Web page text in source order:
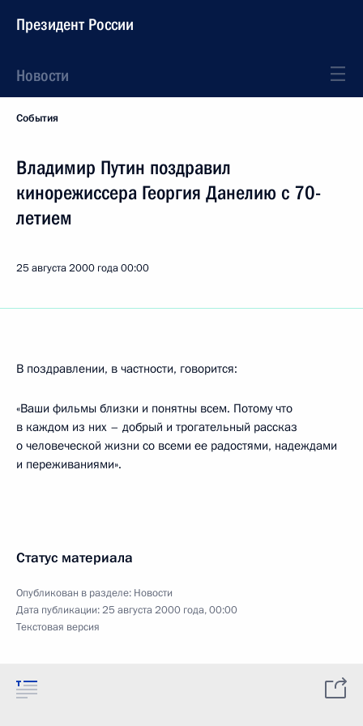
Президент России
Новости
События
Владимир Путин поздравил
кинорежиссера Георгия Данелию с 70-
летием
25 августа 2000 года00:00
В поздравлении, в частности, говорится:
«Ваши фильмы близки и понятны всем. Потому что
в каждом из них – добрый и трогательный рассказ
о человеческой жизни со всеми ее радостями, надеждами
и переживаниями».
Статус материала
Опубликован в разделе: Новости
Дата публикации:25 августа 2000 года, 00:00
Текстовая версия